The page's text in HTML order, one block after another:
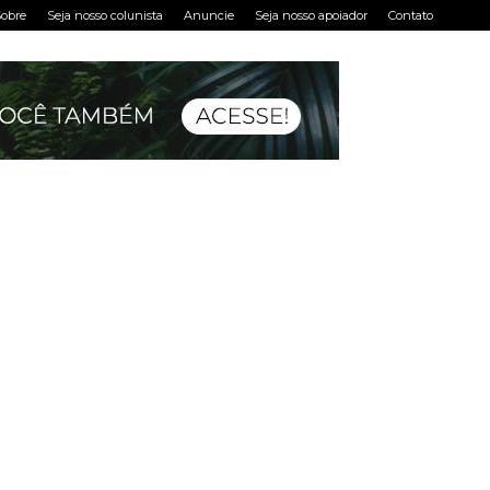
Seja nosso colunista Anuncie Seja nosso apoiador Contato